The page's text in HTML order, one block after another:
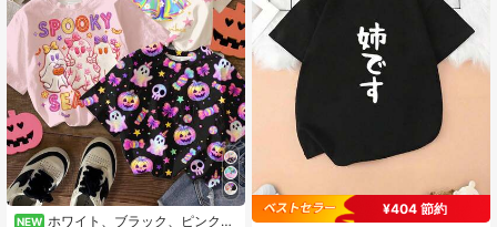
NEW ホワイト、ブラック、ピンク、
¥404 節約